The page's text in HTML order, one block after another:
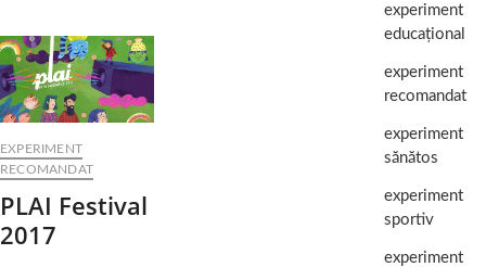
n
EXPERIMENT
RECOMANDAT
PLAI Festival
2017
experiment
educațional
experiment
recomandat
experiment
sănătos
experiment
sportiv
experiment